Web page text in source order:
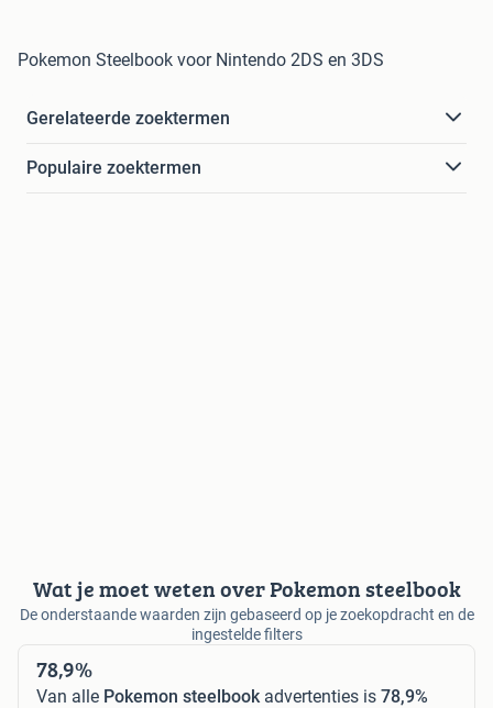
Pokemon Steelbook voor Nintendo 2DS en 3DS
Gerelateerde zoektermen
Populaire zoektermen
Wat je moet weten over Pokemon steelbook
De onderstaande waarden zijn gebaseerd op je zoekopdracht en de
ingestelde filters
78,9%
Van alle Pokemon steelbookadvertenties is 78,9%